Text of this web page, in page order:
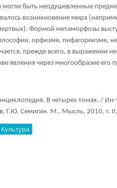
быть неодушевленные
возникновение мира
Формой метаморфозы
орфизме, пифагореизме,
прежде всего, в выражении
явления через многообразие
В четырех томах. /
Г.Ю. Семигин. М., Мысль, 2010, т.
Культура